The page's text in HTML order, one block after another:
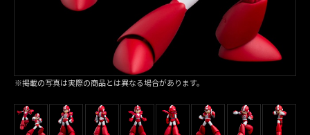
※掲載の写真は実際の商品とは異なる場合があります。